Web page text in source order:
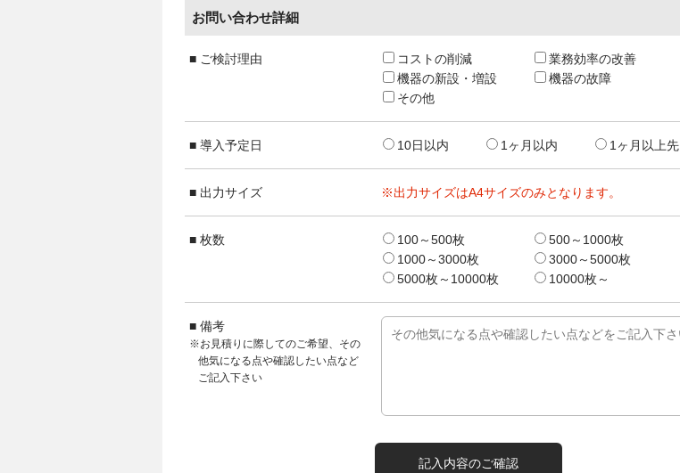
お問い合わせ詳細
ご検討理由 コストの削減
業務効率の改善
機器の新設・増設
機器の故障
その他
導入予定日 10日以内 1ヶ月以内 1ヶ月以上先
出力サイズ ※出力サイズはA4サイズのみとなります。
枚数 100～500枚
500～1000枚
1000～3000枚
3000～5000枚
5000枚～10000枚
10000枚～
備考
※お見積りに際してのご希望、その
他気になる点や確認したい点など
ご記入下さい